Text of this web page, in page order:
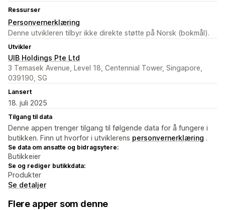
Ressurser
Personvernerklæring
Denne utvikleren tilbyr ikke direkte støtte på Norsk (bokmål).
Utvikler
UIB Holdings Pte Ltd
3 Temasek Avenue, Level 18, Centennial Tower, Singapore,
039190, SG
Lansert
18. juli 2025
Tilgang til data
Denne appen trenger tilgang til følgende data for å fungere i
butikken. Finn ut hvorfor i utviklerens personvernerklæring .
Se data om ansatte og bidragsytere:
Butikkeier
Se og rediger butikkdata:
Produkter
Se detaljer
Flere apper som denne